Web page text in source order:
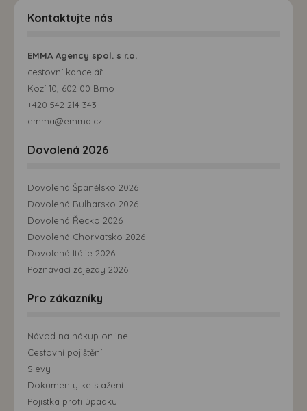
Kontaktujte nás
EMMA Agency spol. s r.o.
cestovní kancelář
Kozí 10, 602 00 Brno
+420 542 214 343
emma@emma.cz
Dovolená 2026
Dovolená Španělsko 2026
Dovolená Bulharsko 2026
Dovolená Řecko 2026
Dovolená Chorvatsko 2026
Dovolená Itálie 2026
Poznávací zájezdy 2026
Pro zákazníky
Návod na nákup online
Cestovní pojištění
Slevy
Dokumenty ke stažení
Pojistka proti úpadku